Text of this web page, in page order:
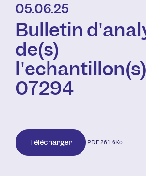
05.06.25
Bulletin
de(s)
07294
Télécharger .PDF 261.6Ko